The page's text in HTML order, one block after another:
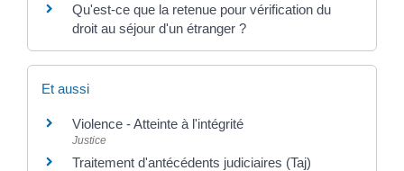
Qu'est-ce que la retenue pour vérification du
droit au séjour d'un étranger ?
Et aussi
Violence - Atteinte à l'intégrité
Justice
Traitement d'antécédents judiciaires (Taj)